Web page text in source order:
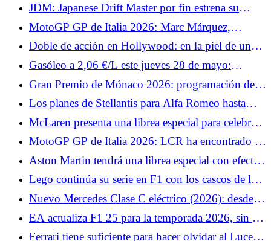
programa
JDM: Japanese Drift Master por fin estrena su
modo multijugador.
MotoGP GP de Italia 2026: Marc Márquez,
cauteloso antes de volver a subirse a la Ducati
Doble de acción en Hollywood: en la piel de un
stuntman.
Gasóleo a 2,06 €/L este jueves 28 de mayo:
estaciones donde se puede pagar menos de 2,10
€/L en Francia
Gran Premio de Mónaco 2026: programación de
TV
Los planes de Stellantis para Alfa Romeo hasta
2030: un sustituto del Giuletta y un nuevo SUV
McLaren presenta una librea especial para celebrar
su milésimo Gran Premio en la F1.
MotoGP GP de Italia 2026: LCR ha encontrado el
sustituto de Johann Zarco, el equipo recurre a un
veterano
Aston Martin tendrá una librea especial con efecto
irisado para Mónaco
Lego continúa su serie en F1 con los cascos de los
pilotos de McLaren.
Nuevo Mercedes Clase C eléctrico (2026): desde
66.399 € en Francia, ¿precios elevados?
EA actualiza F1 25 para la temporada 2026, sin F1
26
Ferrari tiene suficiente para hacer olvidar al Luce: